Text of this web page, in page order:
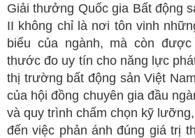
Giải thưởng Quốc gia Bất động
II không chỉ là nơi tôn vinh
biểu của ngành, mà còn
thước đo uy tín cho năng lực
thị trường bất động sản Việt
của hội đồng chuyên gia đầu
và quy trình chấm chọn kỹ
đến việc phản ánh đúng giá trị